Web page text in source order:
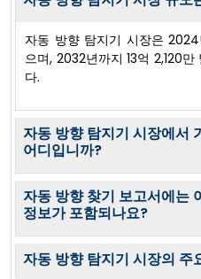
자동 방향 탐지기 시장은
으며, 2032년까지 13억 2,120
다.
자동 방향 탐지기 시장에서
어디입니까?
자동 방향 찾기 보고서에는
정보가 포함되나요?
자동 방향 탐지기 시장의 주